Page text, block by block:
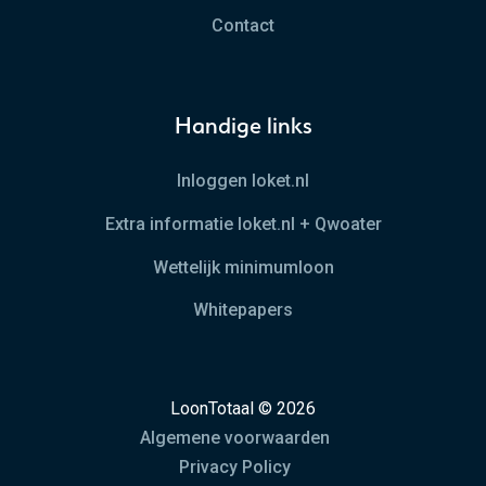
Contact
Handige links
Inloggen loket.nl
Extra informatie loket.nl + Qwoater
Wettelijk minimumloon
Whitepapers
LoonTotaal © 2026
Algemene voorwaarden
Privacy Policy